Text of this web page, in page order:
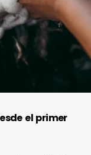
el primer